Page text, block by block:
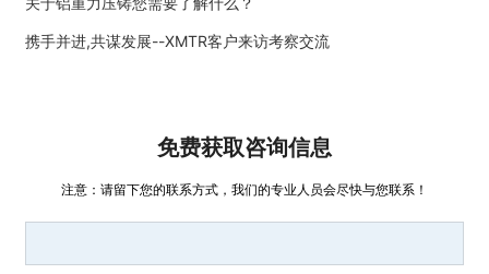
携手并进,共谋发展--XMTR客户来访考察交流
免费获取咨询信息
注意：请留下您的联系方式，我们的专业人员会尽快与您联系！